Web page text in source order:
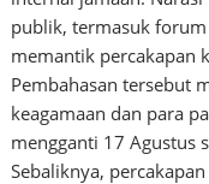
publik, termasuk forum
memantik percakapan
Pembahasan tersebut
keagamaan dan para
mengganti 17 Agustus
Sebaliknya,